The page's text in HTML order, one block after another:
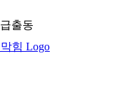
출동